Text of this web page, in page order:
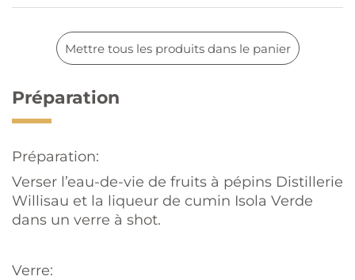
Mettre tous les produits dans le panier
Préparation
Préparation:
Verser l’eau-de-vie de fruits à pépins Distillerie
Willisau et la liqueur de cumin Isola Verde
dans un verre à shot.
Verre: